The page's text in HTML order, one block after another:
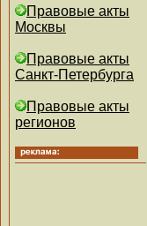
Правовые акты
Москвы
Правовые акты
Санкт-Петербурга
Правовые акты
регионов